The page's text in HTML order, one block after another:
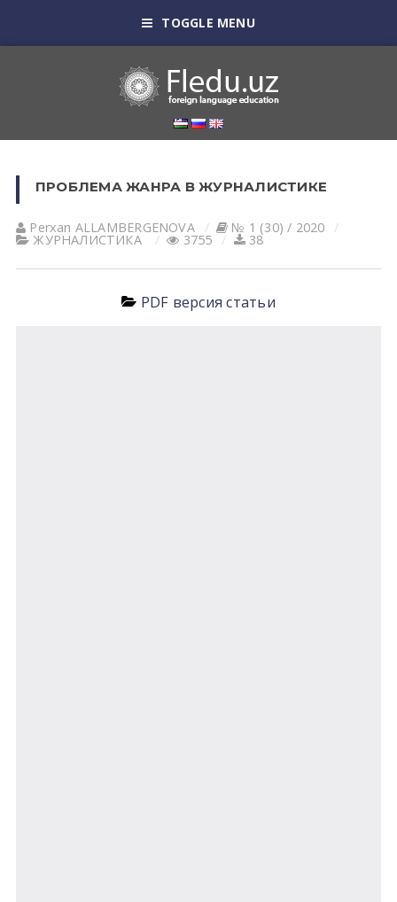
TOGGLE MENU
ПРОБЛЕМА ЖАНРА В ЖУРНАЛИСТИКЕ
Perxan АLLАMBERGENOVА № 1 (30) / 2020
ЖУРНАЛИСТИКА 3755 38
PDF версия статьи